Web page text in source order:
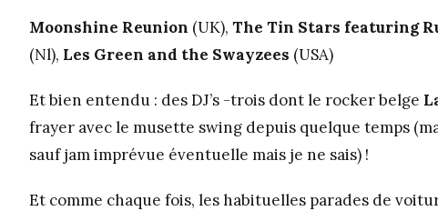
Moonshine Reunion (UK), The Tin Stars featuring
(Nl), Les Green and the Swayzees (USA)
Et bien entendu : des DJ’s -trois dont le rocker belge
frayer avec le musette swing depuis quelque temps
sauf jam imprévue éventuelle mais je ne sais) !
Et comme chaque fois, les habituelles parades de